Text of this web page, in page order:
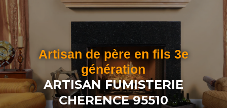
Artisan de père en fils 3e
génération
ARTISAN FUMISTERIE
CHERENCE 95510